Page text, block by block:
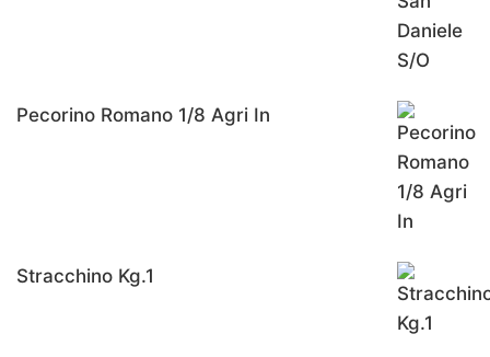
Pecorino Romano 1/8 Agri In
Stracchino Kg.1